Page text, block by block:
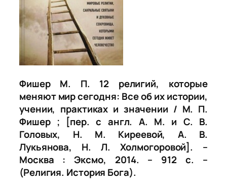
Фишер М. П. 12 религий, которые
меняют мир сегодня: Все об их истории,
учении, практиках и значении / М. П.
Фишер ; [пер. с англ. А. М. и С. В.
Головых, Н. М. Киреевой, А. В.
Лукьянова, Н. Л. Холмогоровой]. –
Москва : Эксмо, 2014. – 912 с. –
(Религия. История Бога).